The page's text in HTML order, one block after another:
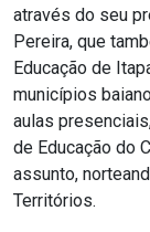
através do seu
Pereira, que
Educação de
municípios
aulas
de Educação do
assunto,
Territórios.